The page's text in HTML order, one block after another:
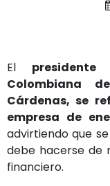
El
Colombiana
Cárdenas, se
empresa de
advirtiendo que
debe hacerse de
financiero.